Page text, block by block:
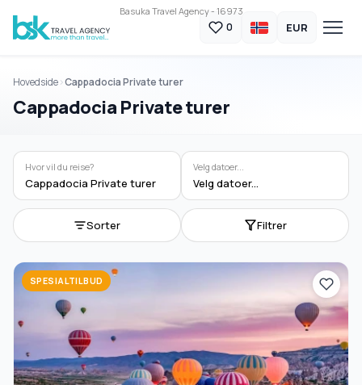
Basuka Travel Agency - 16973
0 EUR
Hovedside Cappadocia Private turer
Cappadocia Private turer
Hvor vil du reise?
Cappadocia Private turer
Velg datoer...
Velg datoer...
Sorter Filtrer
SPESIALTILBUD